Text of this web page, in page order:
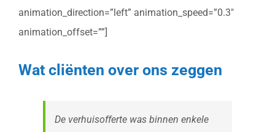
animation_direction=”left” animation_speed=”0.3″
animation_offset=””]
Wat cliënten over ons zeggen
De verhuisofferte was binnen enkele